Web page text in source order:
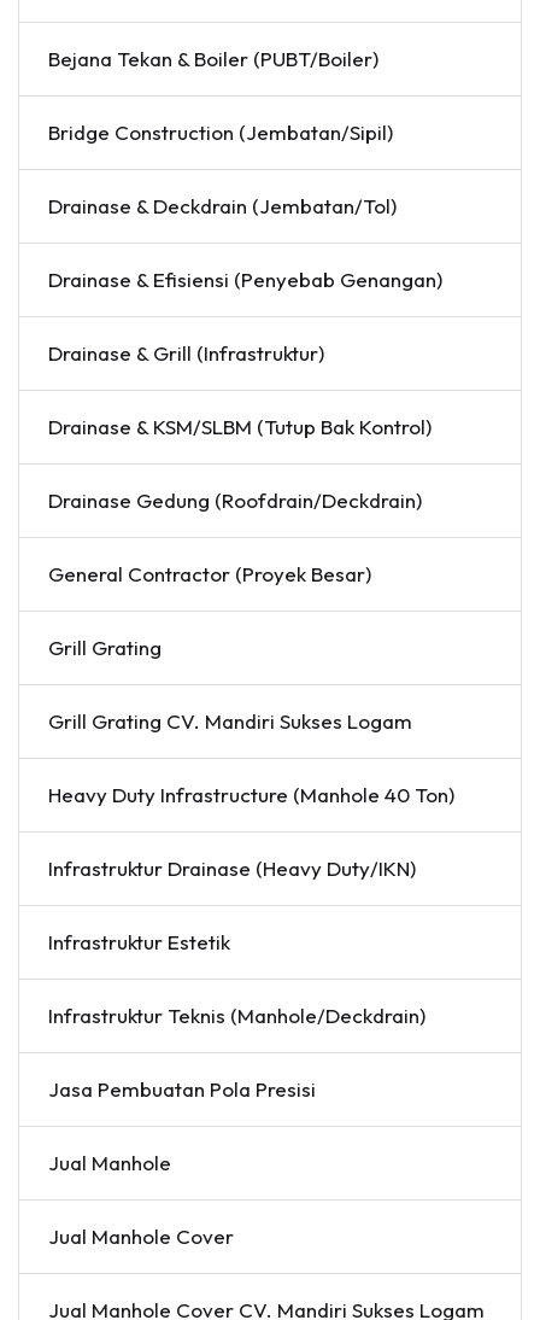
Bejana Tekan & Boiler (PUBT/Boiler)
Bridge Construction (Jembatan/Sipil)
Drainase & Deckdrain (Jembatan/Tol)
Drainase & Efisiensi (Penyebab Genangan)
Drainase & Grill (Infrastruktur)
Drainase & KSM/SLBM (Tutup Bak Kontrol)
Drainase Gedung (Roofdrain/Deckdrain)
General Contractor (Proyek Besar)
Grill Grating
Grill Grating CV. Mandiri Sukses Logam
Heavy Duty Infrastructure (Manhole 40 Ton)
Infrastruktur Drainase (Heavy Duty/IKN)
Infrastruktur Estetik
Infrastruktur Teknis (Manhole/Deckdrain)
Jasa Pembuatan Pola Presisi
Jual Manhole
Jual Manhole Cover
Jual Manhole Cover CV. Mandiri Sukses Logam